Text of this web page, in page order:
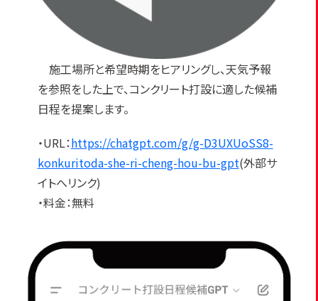
施工場所と希望時期をヒアリングし、天気予報
を参照をした上で、コンクリート打設に適した候補
日程を提案します。
・URL：https://chatgpt.com/g/g-D3UXUoSS8-
konkuritoda-she-ri-cheng-hou-bu-gpt(外部サ
イトへリンク)
・料金：無料